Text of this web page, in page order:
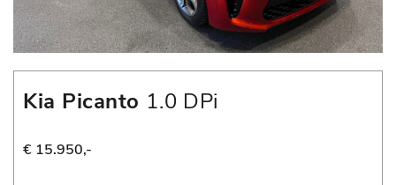
Kia Picanto 1.0 DPi
€ 15.950,-